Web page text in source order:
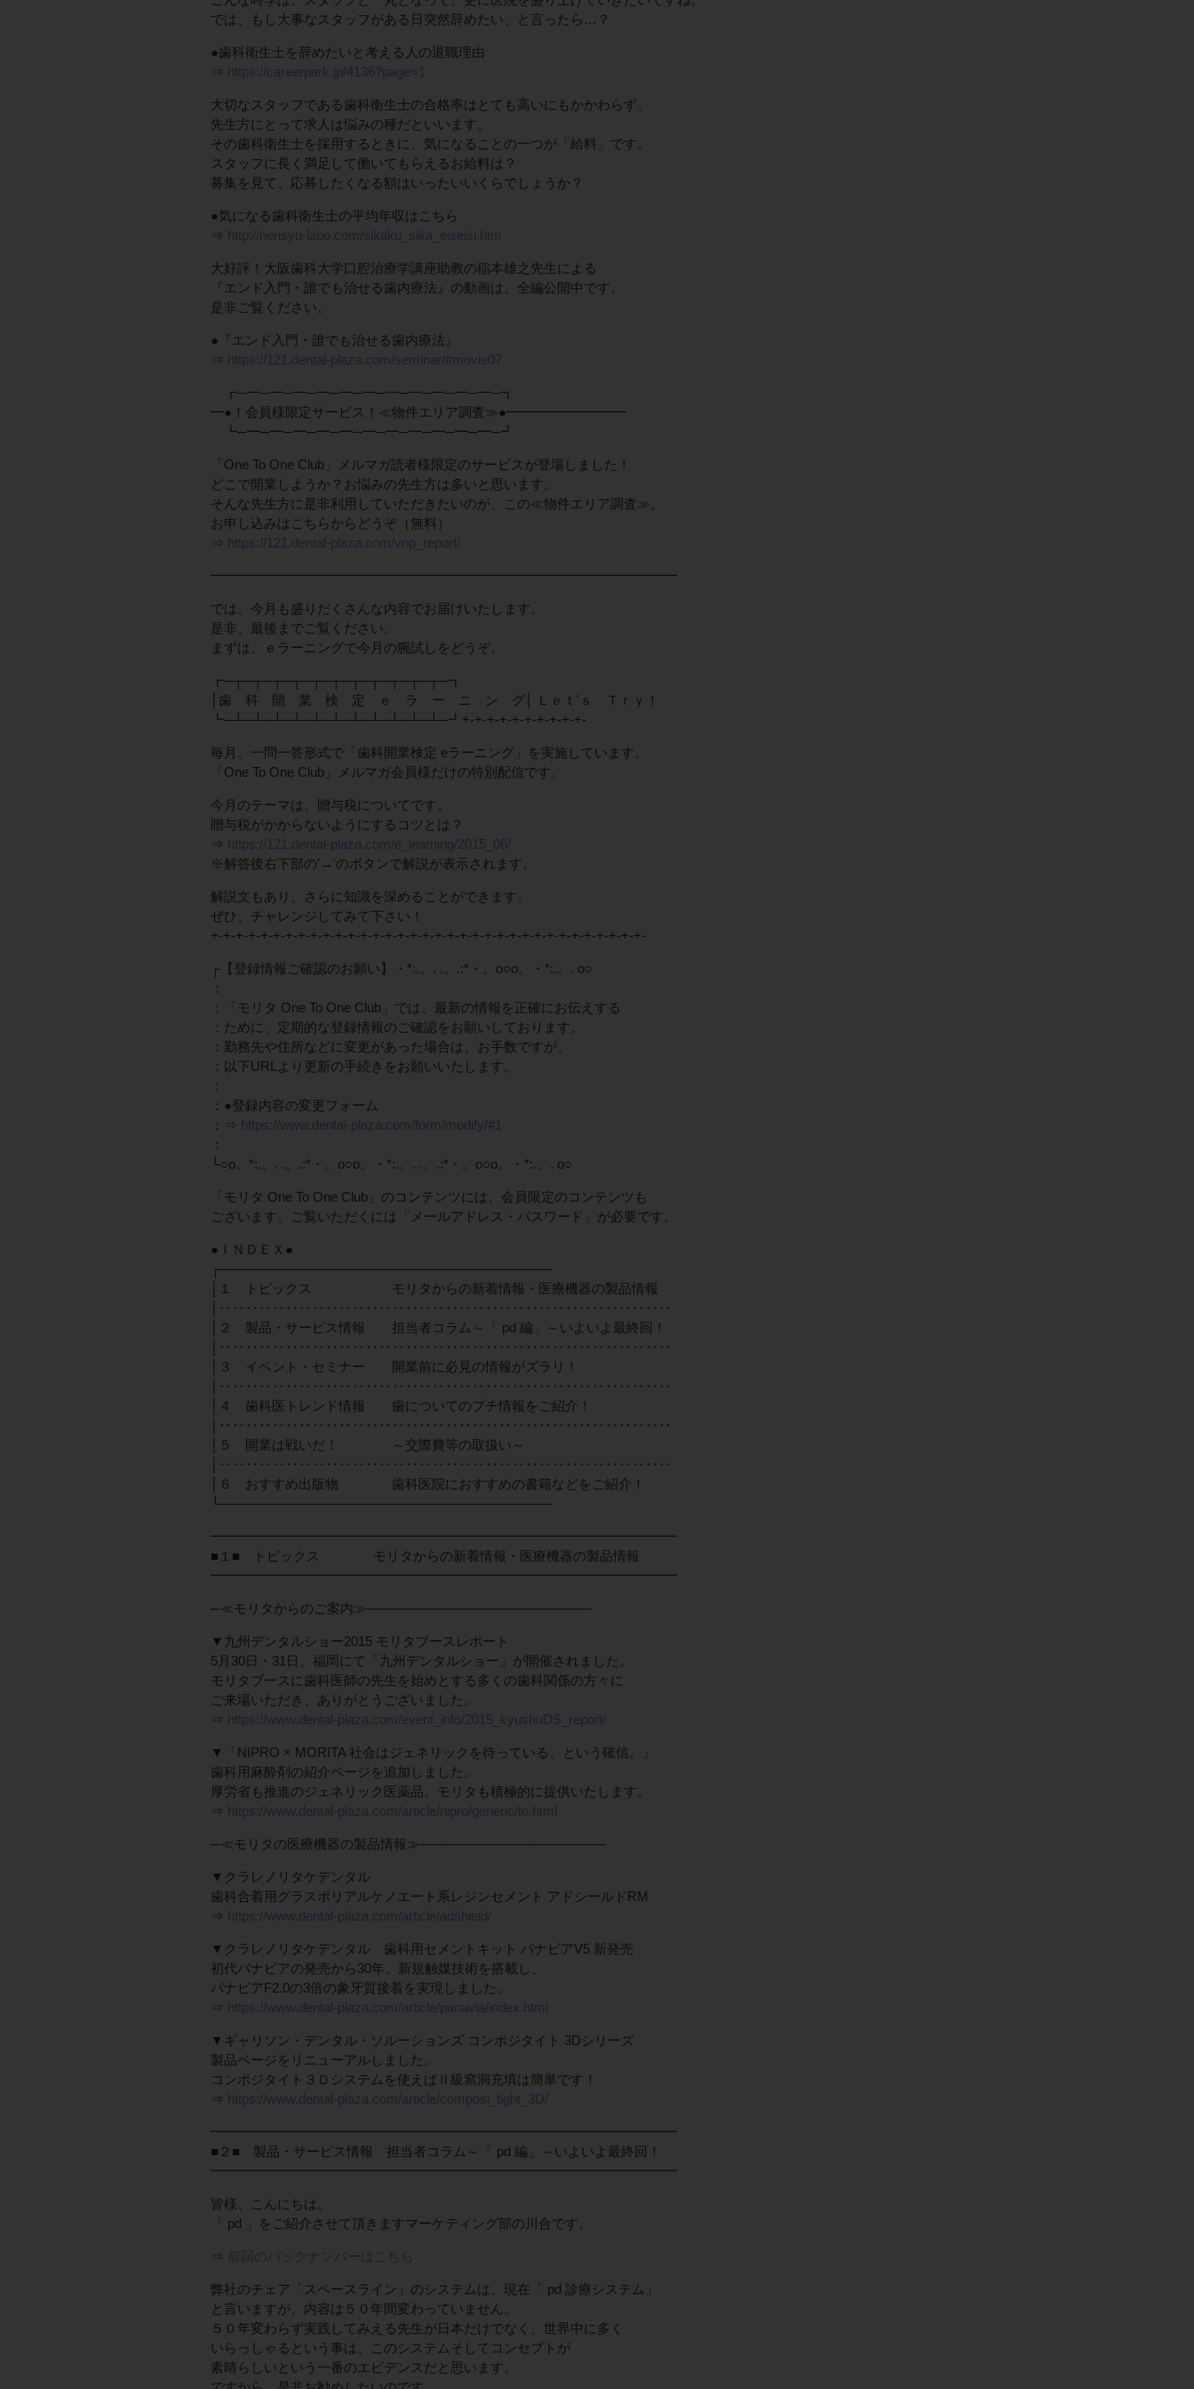
では、もし大事なスタッフがある日突然辞めたい、と言ったら…？
●歯科衛生士を辞めたいと考える人の退職理由
⇒ https://careerpark.jp/4136?page=1
大切なスタッフである歯科衛生士の合格率はとても高いにもかかわらず、
先生方にとって求人は悩みの種だといいます。
その歯科衛生士を採用するときに、気になることの一つが「給料」です。
スタッフに長く満足して働いてもらえるお給料は？
募集を見て、応募したくなる額はいったいいくらでしょうか？
●気になる歯科衛生士の平均年収はこちら
⇒ http://nensyu-labo.com/sikaku_sika_eiseisi.htm
大好評！大阪歯科大学口腔治療学講座助教の稲本雄之先生による
『エンド入門・誰でも治せる歯内療法』の動画は、全編公開中です。
是非ご覧ください。
●『エンド入門・誰でも治せる歯内療法』
⇒ https://121.dental-plaza.com/seminar/#movie07
┏─━─━─━─━─━─━─━─━─━─━─━─┓
━●！会員様限定サービス！≪物件エリア調査≫●━━━━━━━━━
┗─━─━─━─━─━─━─━─━─━─━─━─┛
「One To One Club」メルマガ読者様限定のサービスが登場しました！
どこで開業しようか？お悩みの先生方は多いと思います。
そんな先生方に是非利用していただきたいのが、この≪物件エリア調査≫。
お申し込みはこちらからどうぞ（無料）
⇒ https://121.dental-plaza.com/vnp_report/
━━━━━━━━━━━━━━━━━━━━━━━━━━━━━━━━━━━
では、今月も盛りだくさんな内容でお届けいたします。
是非、最後までご覧ください。
まずは、ｅラーニングで今月の腕試しをどうぞ。
┏─┬─┬─┬─┬─┬─┬─┬─┬─┬─┬─┬─┓
│歯 科 開 業 検 定 ｅ ラ ー ニ ン グ│ Ｌｅｔ'ｓ Ｔｒｙ！
┗─┴─┴─┴─┴─┴─┴─┴─┴─┴─┴─┴─┛+-+-+-+-+-+-+-+-+-+-
毎月、一問一答形式で「歯科開業検定 eラーニング」を実施しています。
「One To One Club」メルマガ会員様だけの特別配信です。
今月のテーマは、贈与税についてです。
贈与税がかからないようにするコツとは？
⇒ https://121.dental-plaza.com/e_learning/2015_06/
※解答後右下部の'→'のボタンで解説が表示されます。
解説文もあり、さらに知識を深めることができます。
ぜひ、チャレンジしてみて下さい！
+-+-+-+-+-+-+-+-+-+-+-+-+-+-+-+-+-+-+-+-+-+-+-+-+-+-+-+-+-+-+-+-+-+-+-
┌【登録情報ご確認のお願い】・*:.。. .。.:*・。o○o。・*:.。. o○
：
：「モリタ One To One Club」では、最新の情報を正確にお伝えする
：ために、定期的な登録情報のご確認をお願いしております。
：勤務先や住所などに変更があった場合は、お手数ですが、
：以下URLより更新の手続きをお願いいたします。
：
：●登録内容の変更フォーム
：⇒ https://www.dental-plaza.com/form/modify/#1
：
└○o。*:.。. .。.:*・。o○o。・*:.。. .。.:*・。o○o。・*:.。. o○
「モリタ One To One Club」のコンテンツには、会員限定のコンテンツも
ございます。ご覧いただくには「メールアドレス・パスワード」が必要です。
●ＩＮＤＥＸ●
┌──────────────────────────────────
│１ トピックス モリタからの新着情報・医療機器の製品情報
│‥‥‥‥‥‥‥‥‥‥‥‥‥‥‥‥‥‥‥‥‥‥‥‥‥‥‥‥‥‥‥‥‥‥
│２ 製品・サービス情報 担当者コラム～「 pd 編」～いよいよ最終回！
│‥‥‥‥‥‥‥‥‥‥‥‥‥‥‥‥‥‥‥‥‥‥‥‥‥‥‥‥‥‥‥‥‥‥
│３ イベント・セミナー 開業前に必見の情報がズラリ！
│‥‥‥‥‥‥‥‥‥‥‥‥‥‥‥‥‥‥‥‥‥‥‥‥‥‥‥‥‥‥‥‥‥‥
│４ 歯科医トレンド情報 歯についてのプチ情報をご紹介！
│‥‥‥‥‥‥‥‥‥‥‥‥‥‥‥‥‥‥‥‥‥‥‥‥‥‥‥‥‥‥‥‥‥‥
│５ 開業は戦いだ！ ～交際費等の取扱い～
│‥‥‥‥‥‥‥‥‥‥‥‥‥‥‥‥‥‥‥‥‥‥‥‥‥‥‥‥‥‥‥‥‥‥
│６ おすすめ出版物 歯科医院におすすめの書籍などをご紹介！
└──────────────────────────────────
━━━━━━━━━━━━━━━━━━━━━━━━━━━━━━━━━━━
■１■ トピックス モリタからの新着情報・医療機器の製品情報
━━━━━━━━━━━━━━━━━━━━━━━━━━━━━━━━━━━
─≪モリタからのご案内≫───────────────────────
▼九州デンタルショー2015 モリタブースレポート
5月30日・31日、福岡にて「九州デンタルショー」が開催されました。
モリタブースに歯科医師の先生を始めとする多くの歯科関係の方々に
ご来場いただき、ありがとうございました。
⇒ https://www.dental-plaza.com/event_info/2015_kyushuDS_report/
▼「NIPRO × MORITA 社会はジェネリックを待っている、という確信。」
歯科用麻酔剤の紹介ページを追加しました。
厚労省も推進のジェネリック医薬品、モリタも積極的に提供いたします。
⇒ https://www.dental-plaza.com/article/nipro/generic/to.html
─≪モリタの医療機器の製品情報≫───────────────────
▼クラレノリタケデンタル
歯科合着用グラスポリアルケノエート系レジンセメント アドシールドRM
⇒ https://www.dental-plaza.com/article/adshield/
▼クラレノリタケデンタル 歯科用セメントキット パナビアV5 新発売
初代パナビアの発売から30年。新規触媒技術を搭載し、
パナビアF2.0の3倍の象牙質接着を実現しました。
⇒ https://www.dental-plaza.com/article/panavia/index.html
▼ギャリソン・デンタル・ソルーションズ コンポジタイト 3Dシリーズ
製品ページをリニューアルしました。
コンポジタイト３Ｄシステムを使えばⅡ級窩洞充填は簡単です！
⇒ https://www.dental-plaza.com/article/composi_tight_3D/
━━━━━━━━━━━━━━━━━━━━━━━━━━━━━━━━━━━
■２■ 製品・サービス情報 担当者コラム～「 pd 編」～いよいよ最終回！
━━━━━━━━━━━━━━━━━━━━━━━━━━━━━━━━━━━
皆様、こんにちは。
「 pd 」をご紹介させて頂きますマーケティング部の川合です。
⇒ 前回のバックナンバーはこちら
弊社のチェア「スペースライン」のシステムは、現在「 pd 診療システム」
と言いますが、内容は５０年間変わっていません。
５０年変わらず実践してみえる先生が日本だけでなく、世界中に多く
いらっしゃるという事は、このシステムそしてコンセプトが
素晴らしいという一番のエビデンスだと思います。